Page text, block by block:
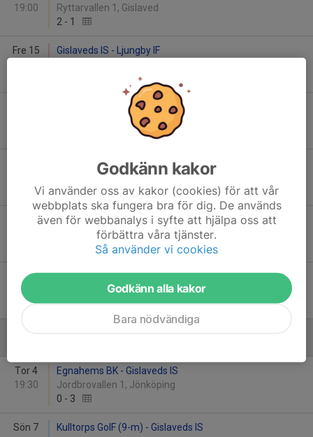
19:00
Ryttarvallen 1, Gislaved
2 - 1
Fre 15
Gislaveds IS - Ljungby IF
Gnosjö IF - Gislaveds IS
Töllshov 1, Gnosjö
Gnosjö IF (9-m) - Gislaveds IS
Töllshov 1, Gnosjö
1-3
Sön 24
Gislaveds IS - Anderstorps IF
Ryttarvallen 1, Gislaved
Ons 27
19:00
Gislaveds IS - Värnamo Södra FF
Ryttarvallen 1, Gislaved
4-1
Tor 4
19:30
Egnahems BK - Gislaveds IS
Jordbrovallen 1, Jönköping
0 - 3
Sön 7
Kulltorps GoIF (9-m) - Gislaveds IS
Godkänn kakor
Vi använder oss av kakor (cookies) för att vår
webbplats ska fungera bra för dig. De används
även för webbanalys i syfte att hjälpa oss att
förbättra våra tjänster.
Så använder vi cookies
Godkänn alla kakor
Bara nödvändiga